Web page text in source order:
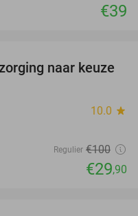
€39
70%
naar keuze
10.0 star
Regulier €100
€29,90